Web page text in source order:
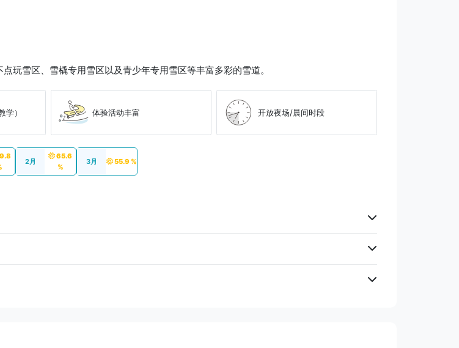
玩雪区、雪橇专用雪区以及青少年专用雪区等丰富多彩的雪道。
学） 体验活动丰富 开放夜场/晨间时段
2月
65.6
%
3月 55.9 %